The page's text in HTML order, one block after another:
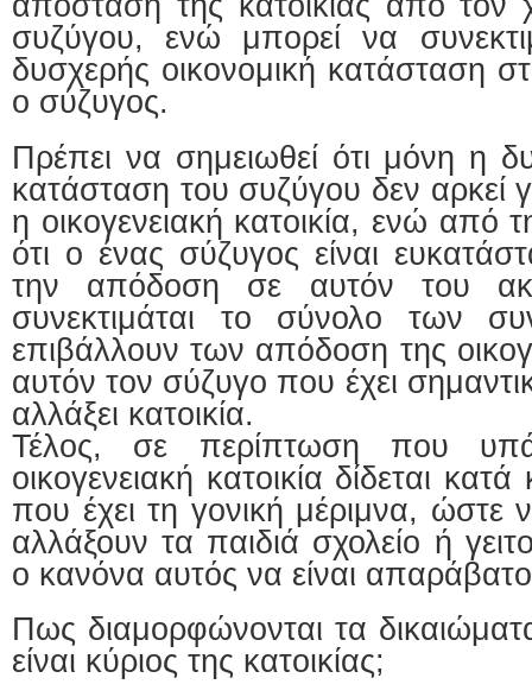
συζύγου, ενώ μπορεί να
δυσχερής οικονομική κατάσταση
ο σύζυγος.
Πρέπει να σημειωθεί ότι μόνη η
κατάσταση του συζύγου δεν αρκεί
η οικογενειακή κατοικία, ενώ από
ότι ο ένας σύζυγος είναι
την απόδοση σε αυτόν του
συνεκτιμάται το σύνολο των
επιβάλλουν των απόδοση της
αυτόν τον σύζυγο που έχει
αλλάξει κατοικία.
Τέλος, σε περίπτωση που
οικογενειακή κατοικία δίδεται
που έχει τη γονική μέριμνα, ώστε
αλλάξουν τα παιδιά σχολείο ή
ο κανόνα αυτός να είναι
Πως διαμορφώνονται τα
είναι κύριος της κατοικίας;